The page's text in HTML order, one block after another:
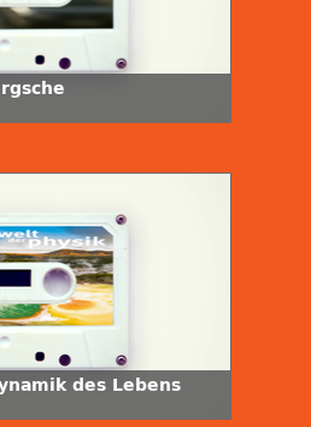
des Lebens